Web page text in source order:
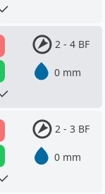
2 - 4 BF
0 mm
2 - 3 BF
0 mm